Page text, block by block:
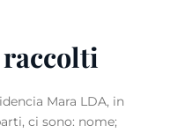
Mara LDA, in
ci sono: nome;